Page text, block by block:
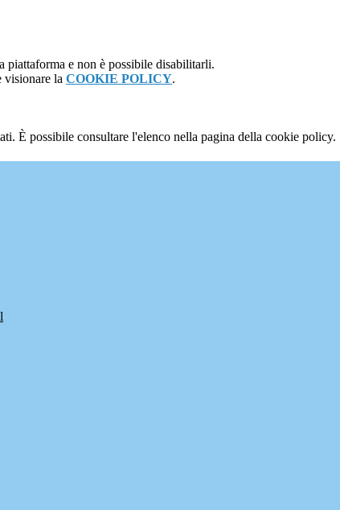
piattaforma e non è possibile disabilitarli.
visionare la COOKIE POLICY.
È possibile consultare l'elenco nella pagina della cookie policy.